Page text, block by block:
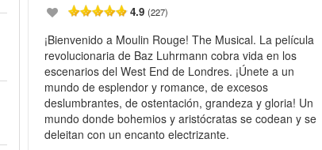
4.9(227)
¡Bienvenido a Moulin Rouge! The Musical. La película
revolucionaria de Baz Luhrmann cobra vida en los
escenarios del West End de Londres. ¡Únete a un
mundo de esplendor y romance, de excesos
deslumbrantes, de ostentación, grandeza y gloria! Un
mundo donde bohemios y aristócratas se codean y se
deleitan con un encanto electrizante.